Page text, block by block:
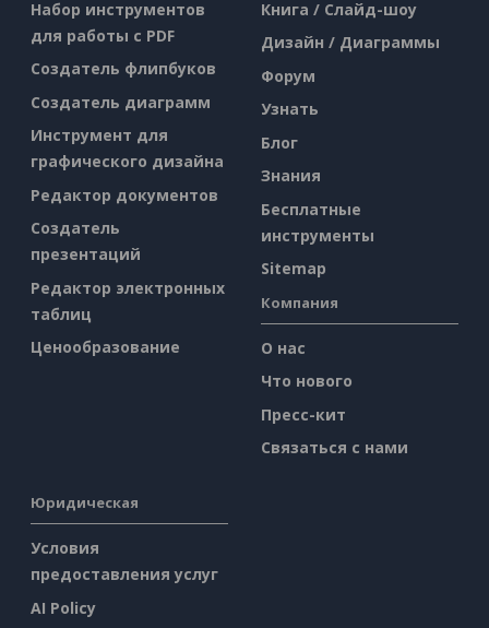
Набор инструментов
для работы с PDF
Создатель флипбуков
Создатель диаграмм
Инструмент для
графического дизайна
Редактор документов
Создатель
презентаций
Редактор электронных
таблиц
Ценообразование
Книга / Слайд-шоу
Дизайн / Диаграммы
Форум
Узнать
Блог
Знания
Бесплатные
инструменты
Sitemap
Компания
О нас
Что нового
Пресс-кит
Связаться с нами
Юридическая
Условия
предоставления услуг
AI Policy